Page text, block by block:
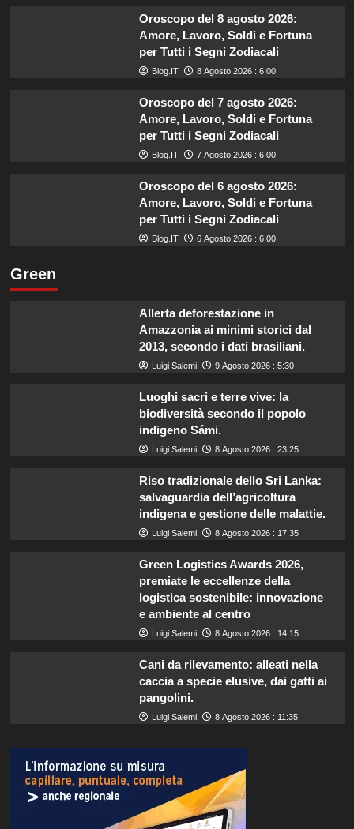
Oroscopo del 8 agosto 2026:
Amore, Lavoro, Soldi e Fortuna
per Tutti i Segni Zodiacali
Blog.IT 8 Agosto 2026 : 6:00
Oroscopo del 7 agosto 2026:
Amore, Lavoro, Soldi e Fortuna
per Tutti i Segni Zodiacali
Blog.IT 7 Agosto 2026 : 6:00
Oroscopo del 6 agosto 2026:
Amore, Lavoro, Soldi e Fortuna
per Tutti i Segni Zodiacali
Blog.IT 6 Agosto 2026 : 6:00
Green
Allerta deforestazione in
Amazzonia ai minimi storici dal
2013, secondo i dati brasiliani.
Luigi Salemi 9 Agosto 2026 : 5:30
Luoghi sacri e terre vive: la
biodiversità secondo il popolo
indigeno Sámi.
Luigi Salemi 8 Agosto 2026 : 23:25
Riso tradizionale dello Sri Lanka:
salvaguardia dell’agricoltura
indigena e gestione delle malattie.
Luigi Salemi 8 Agosto 2026 : 17:35
Green Logistics Awards 2026,
premiate le eccellenze della
logistica sostenibile: innovazione
e ambiente al centro
Luigi Salemi 8 Agosto 2026 : 14:15
Cani da rilevamento: alleati nella
caccia a specie elusive, dai gatti ai
pangolini.
Luigi Salemi 8 Agosto 2026 : 11:35